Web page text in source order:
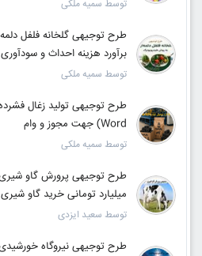
توسط سمیه ملکی
برآورد هزینه احداث و سودآوری 1405
توسط سمیه ملکی
Word) جهت مجوز و وام
توسط سمیه ملکی
میلیارد تومانی خرید گاو شیری
توسط سعید ایزدی